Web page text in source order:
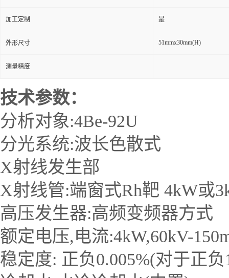
加工定制 是
外形尺寸 51mmx30mm(H)
测量精度
技术参数：
分析对象:4Be-92U
分光系统:波长色散式
X射线发生部
X射线管:端窗式Rh靶 4kW或
高压发生器:高频变频器方式
额定电压,电流:4kW,60kV-
稳定度: 正负0.005%(对于正